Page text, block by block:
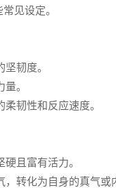
见设定。
韧度。
。
韧性和反应速度。
且富有活力。
转化为自身的真气或